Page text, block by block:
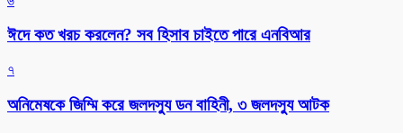
ঈদে কত খরচ করলেন? সব হিসাব চাইতে পারে এনবিআর
৭
অনিমেষকে জিম্মি করে জলদস্যু ডন বাহিনী, ৩ জলদস্যু আটক